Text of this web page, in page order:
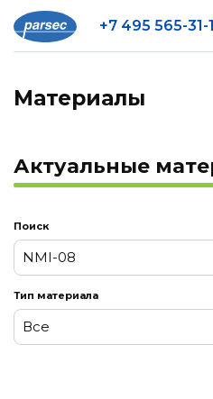
+7 495 565-31-
Материалы
Актуальные
Поиск
Тип материала
Все